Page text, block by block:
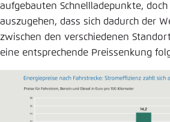
aufgebauten Schnellladepunkte,
auszugehen, dass sich dadurch der
zwischen den verschiedenen
eine entsprechende Preissenkung